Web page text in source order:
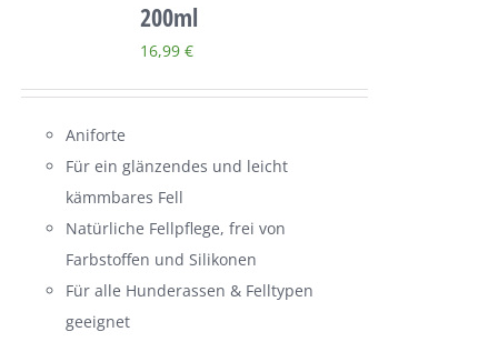
200ml
16,99 €
Aniforte
Für ein glänzendes und leicht
kämmbares Fell
Natürliche Fellpflege, frei von
Farbstoffen und Silikonen
Für alle Hunderassen & Felltypen
geeignet